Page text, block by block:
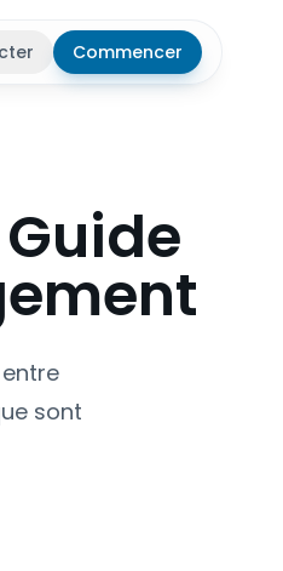
Commencer
sont